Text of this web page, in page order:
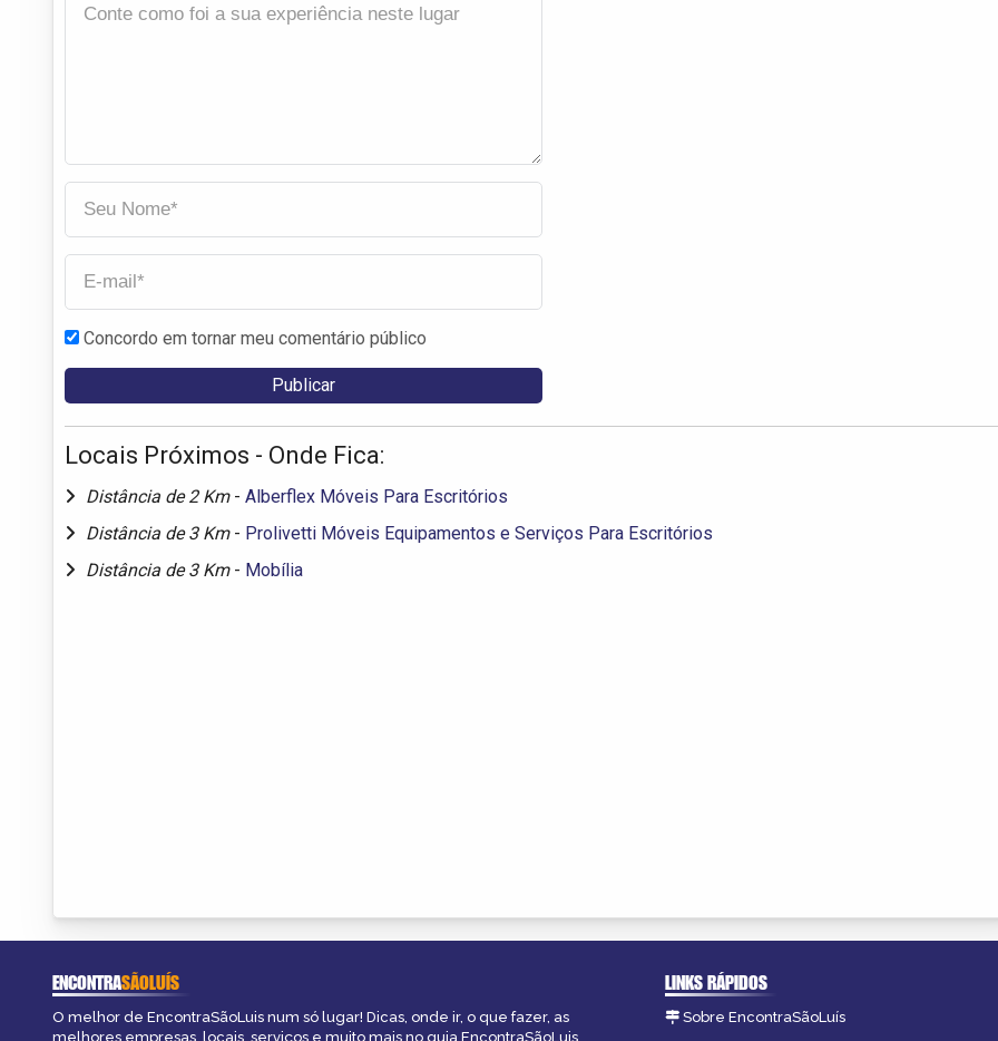
Concordo em tornar meu comentário público
Locais Próximos - Onde Fica:
Distância de 2 Km - Alberflex Móveis Para Escritórios
Distância de 3 Km - Prolivetti Móveis Equipamentos e Serviços Para Escritórios
Distância de 3 Km - Mobília
ENCONTRASÃOLUÍS
O melhor de EncontraSãoLuis num só lugar! Dicas, onde ir, o que fazer, as
melhores empresas, locais, serviços e muito mais no guia EncontraSãoLuis.
LINKS RÁPIDOS
Sobre EncontraSãoLuís